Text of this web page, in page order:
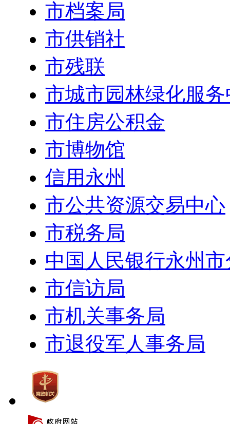
市档案局
市供销社
市残联
市城市园林绿化服
市住房公积金
市博物馆
信用永州
市公共资源交易中心
市税务局
中国人民银行永州
市信访局
市机关事务局
市退役军人事务局